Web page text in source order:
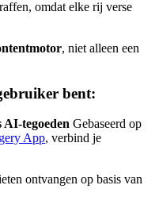
omdat elke rij verse
, niet alleen een
bent:
AI-tegoeden Gebaseerd op
App, verbind je
ontvangen op basis van